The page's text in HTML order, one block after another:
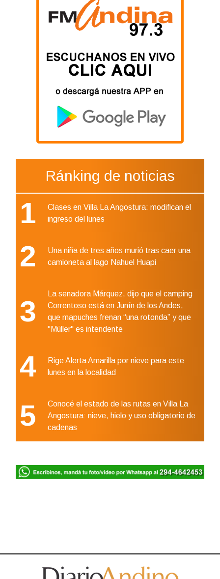
Ránking de noticias
1
Clases en Villa La Angostura: modifican el
ingreso del lunes
2
Una niña de tres años murió tras caer una
camioneta al lago Nahuel Huapi
3
La senadora Márquez, dijo que el camping
Correntoso está en Junín de los Andes,
que mapuches frenan “una rotonda” y que
"Müller" es intendente
4
Rige Alerta Amarilla por nieve para este
lunes en la localidad
5
Conocé el estado de las rutas en Villa La
Angostura: nieve, hielo y uso obligatorio de
cadenas